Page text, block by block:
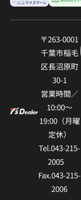
〒263-0001
千葉市稲⽑
区⻑沼原町
30-1
営業時間／
10:00〜
19:00（⽉曜
定休）
Tel.043-215-
2005
Fax.043-215-
2006